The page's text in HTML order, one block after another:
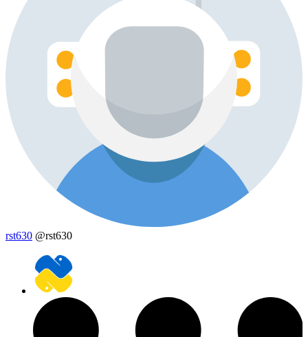
rst630 @rst630